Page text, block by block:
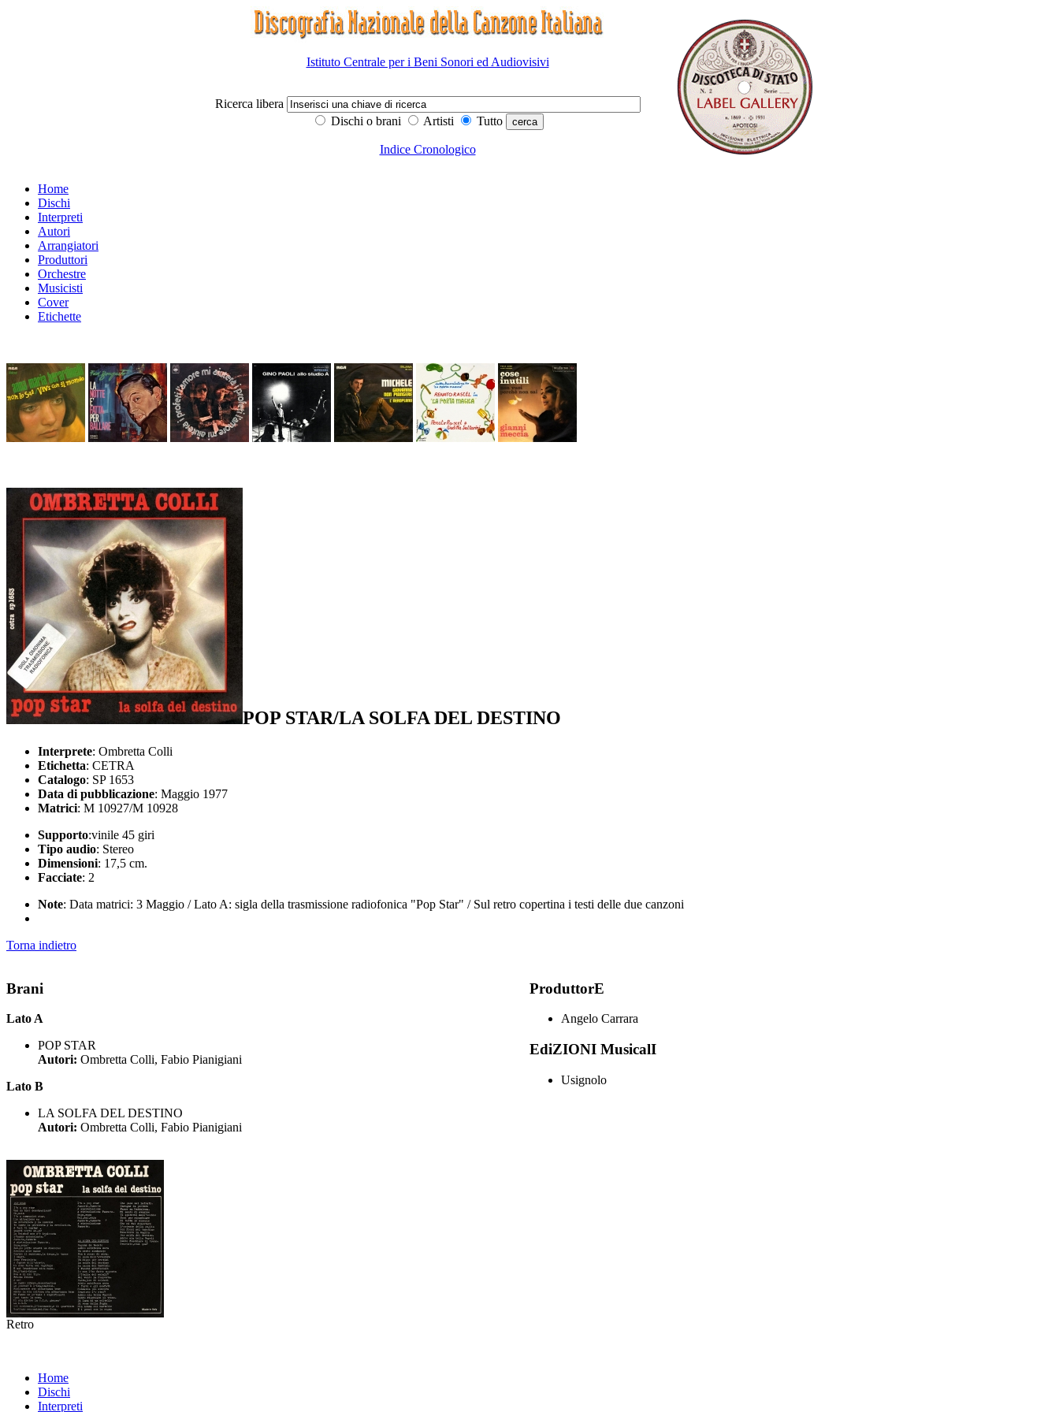
Istituto Centrale per i Beni Sonori ed Audiovisivi
Ricerca libera
Dischi o brani
Artisti Tutto
Indice Cronologico
Home
Dischi
Interpreti
Autori
Arrangiatori
Produttori
Orchestre
Musicisti
Cover
Etichette
POP STAR/LA SOLFA DEL DESTINO
Interprete: Ombretta Colli
Etichetta: CETRA
Catalogo: SP 1653
Data di pubblicazione: Maggio 1977
Matrici: M 10927/M 10928
Supporto:vinile 45 giri
Tipo audio: Stereo
Dimensioni: 17,5 cm.
Facciate: 2
Note: Data matrici: 3 Maggio / Lato A: sigla della trasmissione radiofonica "Pop Star" / Sul retro copertina i testi delle due canzoni
Torna indietro
Brani
Lato A
POP STAR
Autori: Ombretta Colli, Fabio Pianigiani
Lato B
LA SOLFA DEL DESTINO
Autori: Ombretta Colli, Fabio Pianigiani
ProduttorE
Angelo Carrara
EdiZIONI MusicalI
Usignolo
Retro
Home
Dischi
Interpreti